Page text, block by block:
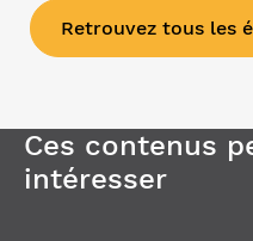
Retrouvez tous les
Ces contenus
intéresser